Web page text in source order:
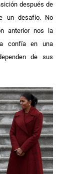
después de
un desafío. No
anterior nos la
confía en una
de sus